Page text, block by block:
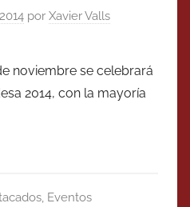
por Xavier Valls
noviembre se celebrará
2014, con la mayoría
, Eventos